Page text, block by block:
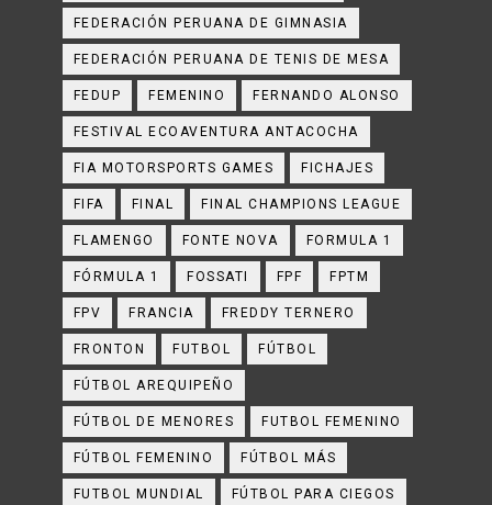
FEDERACIÓN PERUANA DE GIMNASIA
FEDERACIÓN PERUANA DE TENIS DE MESA
FEDUP FEMENINO FERNANDO ALONSO
FESTIVAL ECOAVENTURA ANTACOCHA
FIA MOTORSPORTS GAMES FICHAJES
FIFA FINAL FINAL CHAMPIONS LEAGUE
FLAMENGO FONTE NOVA FORMULA 1
FÓRMULA 1 FOSSATI FPF FPTM
FPV FRANCIA FREDDY TERNERO
FRONTON FUTBOL FÚTBOL
FÚTBOL AREQUIPEÑO
FÚTBOL DE MENORES FUTBOL FEMENINO
FÚTBOL FEMENINO FÚTBOL MÁS
FUTBOL MUNDIAL FÚTBOL PARA CIEGOS